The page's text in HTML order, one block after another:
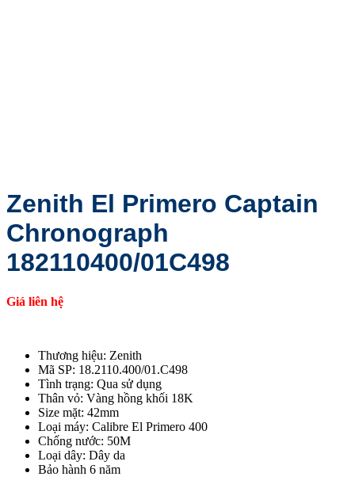
Zenith El Primero Captain
Chronograph
182110400/01C498
Giá liên hệ
Thương hiệu: Zenith
Mã SP: 18.2110.400/01.C498
Tình trạng: Qua sử dụng
Thân vỏ: Vàng hồng khối 18K
Size mặt: 42mm
Loại máy: Calibre El Primero 400
Chống nước: 50M
Loại dây: Dây da
Bảo hành 6 năm